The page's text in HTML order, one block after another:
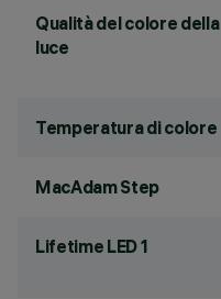
Qualità del colore della
luce
Temperatura di colore
MacAdam Step
Lifetime LED 1